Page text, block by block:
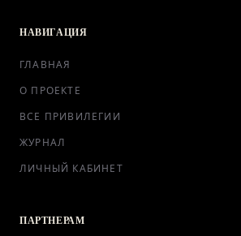
НАВИГАЦИЯ
ГЛАВНАЯ
О ПРОЕКТЕ
ВСЕ ПРИВИЛЕГИИ
ЖУРНАЛ
ЛИЧНЫЙ КАБИНЕТ
ПАРТНЕРАМ